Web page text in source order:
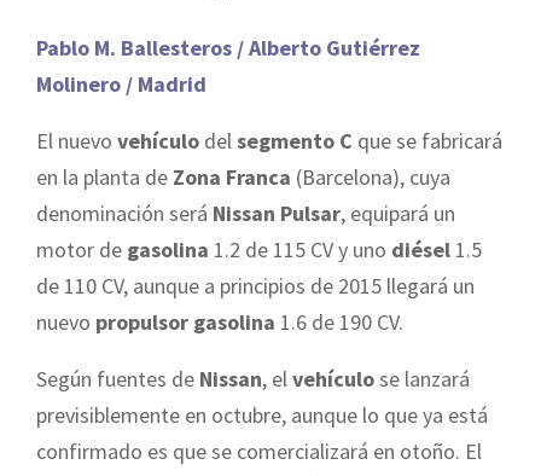
Pablo M. Ballesteros / Alberto Gutiérrez
Molinero / Madrid
El nuevo vehículo delsegmento C que se fabricará
en la planta de Zona Franca (Barcelona), cuya
denominación será Nissan Pulsar, equipará un
motor de gasolina 1.2 de 115 CV y uno diésel 1.5
de 110 CV, aunque a principios de 2015 llegará un
nuevo propulsor gasolina 1.6 de 190 CV.
Según fuentes de Nissan, elvehículose lanzará
previsiblemente en octubre, aunque lo que ya está
confirmado es que se comercializará en otoño. El